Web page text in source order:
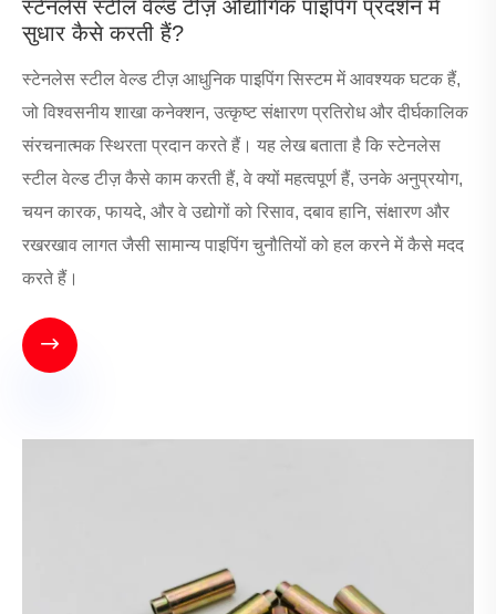
स्टेनलेस स्टील वेल्ड टीज़ औद्योगिक पाइपिंग प्रदर्शन में
सुधार कैसे करती हैं?
स्टेनलेस स्टील वेल्ड टीज़ आधुनिक पाइपिंग सिस्टम में आवश्यक घटक हैं,
जो विश्वसनीय शाखा कनेक्शन, उत्कृष्ट संक्षारण प्रतिरोध और दीर्घकालिक
संरचनात्मक स्थिरता प्रदान करते हैं। यह लेख बताता है कि स्टेनलेस
स्टील वेल्ड टीज़ कैसे काम करती हैं, वे क्यों महत्वपूर्ण हैं, उनके अनुप्रयोग,
चयन कारक, फायदे, और वे उद्योगों को रिसाव, दबाव हानि, संक्षारण और
रखरखाव लागत जैसी सामान्य पाइपिंग चुनौतियों को हल करने में कैसे मदद
करते हैं।
